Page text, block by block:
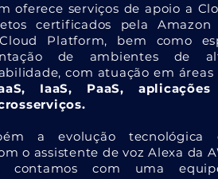
oferece serviços de apoio a
certificados pela Amazon
Platform, bem como
de ambientes de
com atuação em áreas
IaaS, PaaS,
a evolução tecnológica
o assistente de voz Alexa da
contamos com uma